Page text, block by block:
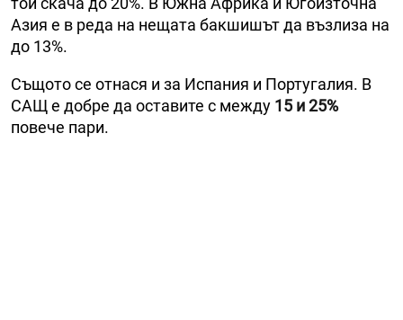
Азия е в реда на нещата бакшишът да възлиза на
до 13%.
Същото се отнася и за Испания и Португалия. В
САЩ е добре да оставите с между 15 и 25%
повече пари.